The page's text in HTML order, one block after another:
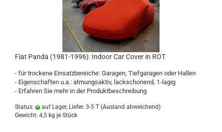
Fiat Panda (1981-1996): Indoor Car Cover in ROT
- für trockene Einsatzbereiche: Garagen, Tiefgaragen oder Hallen
- Eigenschaften u.a.: atmungsaktiv, lackschonend, 1-lagig
- Erfahren Sie mehr in der Produktbeschreibung
Status: auf Lager, Liefer. 3-5 T (Ausland abweichend)
Gewicht: 4,5 kg je Stück